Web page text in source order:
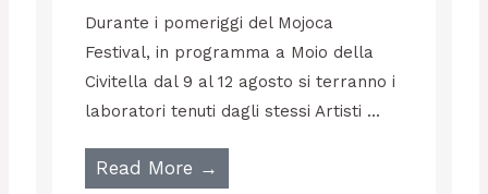
Durante i pomeriggi del Mojoca
Festival, in programma a Moio della
Civitella dal 9 al 12 agosto si terranno i
laboratori tenuti dagli stessi Artisti ...
Read More →